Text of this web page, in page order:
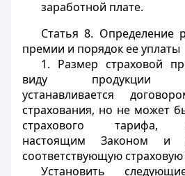
заработной плате.
Статья 8. Определение
премии и порядок ее уплаты
1. Размер страховой
виду продукции
устанавливается
страхования, но не может
страхового тарифа,
настоящим Законом и
соответствующую страховую
Установить